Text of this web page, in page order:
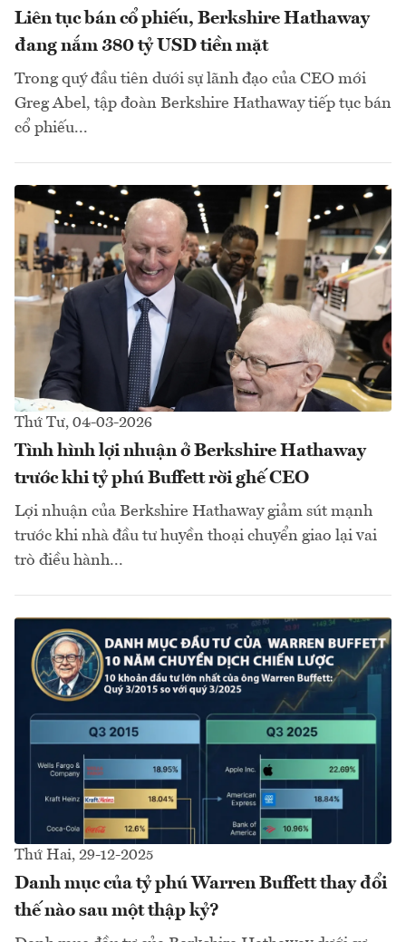
Liên tục bán cổ phiếu, Berkshire Hathaway
đang nắm 380 tỷ USD tiền mặt
Trong quý đầu tiên dưới sự lãnh đạo của CEO mới
Greg Abel, tập đoàn Berkshire Hathaway tiếp tục bán
cổ phiếu...
Thứ Tư, 04-03-2026
Tình hình lợi nhuận ở Berkshire Hathaway
trước khi tỷ phú Buffett rời ghế CEO
Lợi nhuận của Berkshire Hathaway giảm sút mạnh
trước khi nhà đầu tư huyền thoại chuyển giao lại vai
trò điều hành...
Thứ Hai, 29-12-2025
Danh mục của tỷ phú Warren Buffett thay đổi
thế nào sau một thập kỷ?